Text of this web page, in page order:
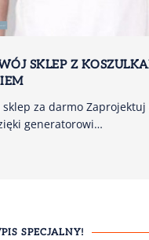
SKLEP Z
sklep za darmo
generatorowi…
SPECJALNY!